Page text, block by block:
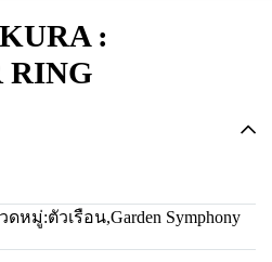
:
RING
ดหมู่:ตัวเรือน,Garden Symphony